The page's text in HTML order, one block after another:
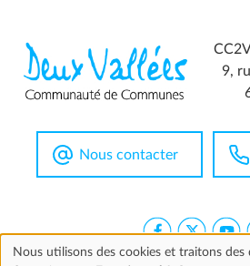
9,
Nous contacter
Nous utilisons des cookies et traitons des